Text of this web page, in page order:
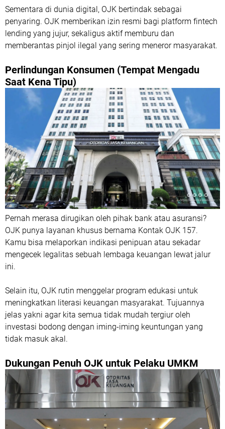
Sementara di dunia digital, OJK bertindak sebagai
penyaring. OJK memberikan izin resmi bagi platform fintech
lending yang jujur, sekaligus aktif memburu dan
memberantas pinjol ilegal yang sering meneror masyarakat.
Perlindungan Konsumen (Tempat Mengadu
Saat Kena Tipu)
Pernah merasa dirugikan oleh pihak bank atau asuransi?
OJK punya layanan khusus bernama Kontak OJK 157.
Kamu bisa melaporkan indikasi penipuan atau sekadar
mengecek legalitas sebuah lembaga keuangan lewat jalur
ini.
Selain itu, OJK rutin menggelar program edukasi untuk
meningkatkan literasi keuangan masyarakat. Tujuannya
jelas yakni agar kita semua tidak mudah tergiur oleh
investasi bodong dengan iming-iming keuntungan yang
tidak masuk akal.
Dukungan Penuh OJK untuk Pelaku UMKM